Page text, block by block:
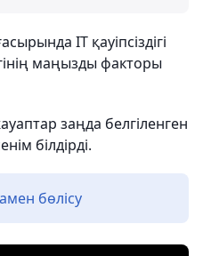
IT қауіпсіздігі
маңызды факторы
заңда белгіленген
білдірді.
бөлісу